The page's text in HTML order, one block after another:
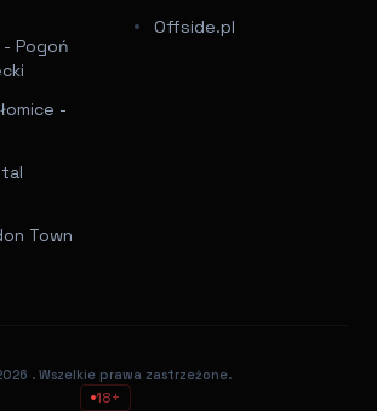
Pogoń
-
Town
Offside.pl
. Wszelkie prawa zastrzeżone.
18+